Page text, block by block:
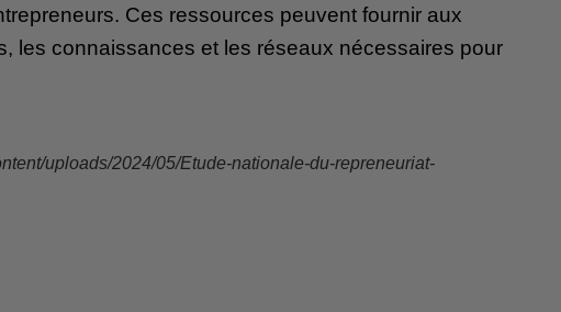
Ces ressources peuvent fournir aux
les connaissances et les réseaux nécessaires pour
uploads/2024/05/Etude-nationale-du-repreneuriat-